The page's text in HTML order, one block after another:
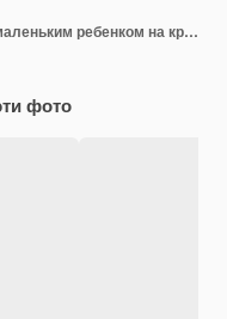
Молодая мать играет со своим маленьким ребенком на кровати
фото